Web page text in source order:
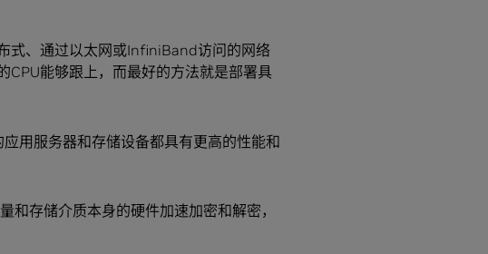
式、通过以太网或InfiniBand访问的网络
CPU能够跟上，而最好的方法就是部署具
用服务器和存储设备都具有更高的性能和
存储介质本身的硬件加速加密和解密，